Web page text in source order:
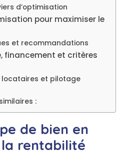
d’optimisation
pour maximiser le
et recommandations
financement et critères
locataires et pilotage
:
de bien en
rentabilité